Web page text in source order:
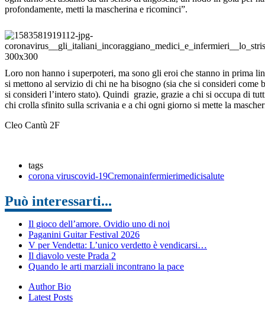
profondamente, metti la mascherina e ricominci”.
Loro non hanno i superpoteri, ma sono gli eroi che stanno in prima
si mettono al servizio di chi ne ha bisogno (sia che si consideri come
si consideri l’intero stato). Quindi grazie, grazie a chi si occupa di
chi crolla sfinito sulla scrivania e a chi ogni giorno si mette la
Cleo Cantù 2F
tags
corona viruscovid-19Cremonainfermierimedicisalute
Può interessarti...
Il gioco dell’amore. Ovidio uno di noi
Paganini Guitar Festival 2026
V per Vendetta: L’unico verdetto è vendicarsi…
Il diavolo veste Prada 2
Quando le arti marziali incontrano la pace
Author Bio
Latest Posts